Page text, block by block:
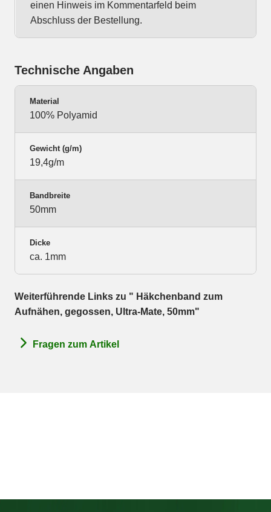
einen Hinweis im Kommentarfeld beim
Abschluss der Bestellung.
Technische Angaben
Material
100% Polyamid
Gewicht (g/m)
19,4g/m
Bandbreite
50mm
Dicke
ca. 1mm
Weiterführende Links zu " Häkchenband zum
Aufnähen, gegossen, Ultra-Mate, 50mm"
Fragen zum Artikel